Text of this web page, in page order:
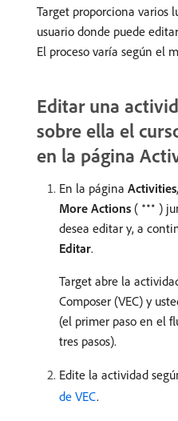
Target proporciona varios
usuario donde puede
El proceso varía según el
Editar una
sobre ella el
en la página
En la página Activities
More Actions (
)
desea editar y, a
Editar.
Target abre la
Composer (VEC) y
(el primer paso en el
tres pasos).
Edite la actividad
de VEC.